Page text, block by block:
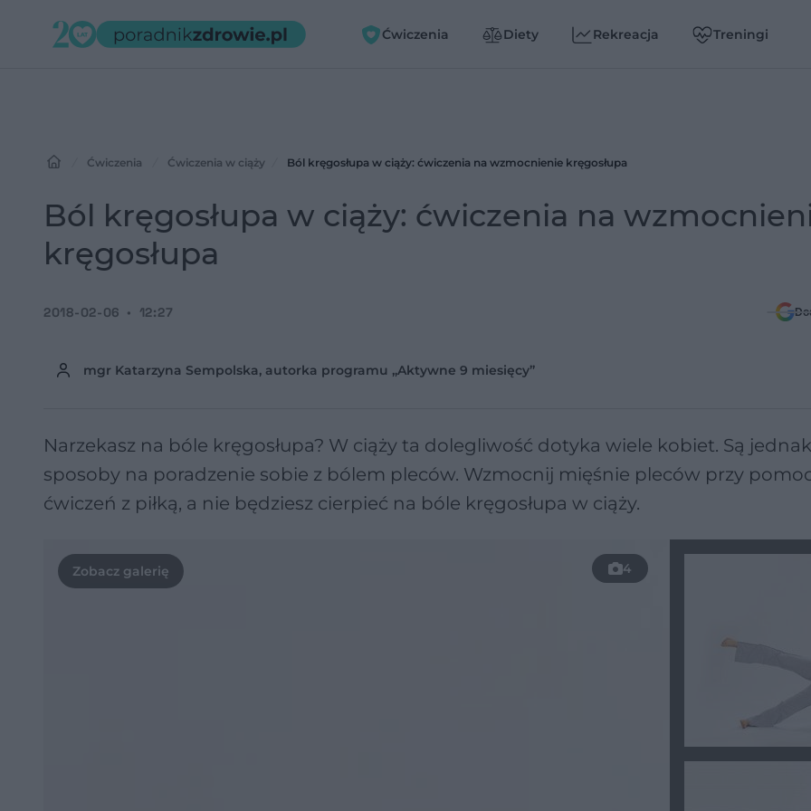
Ćwiczenia Diety Rekreacja Treningi
Ćwiczenia Ćwiczenia w ciąży Ból kręgosłupa w ciąży: ćwiczenia na wzmocnienie kręgosłupa
Ból kręgosłupa w ciąży: ćwiczenia na
kręgosłupa
mgr Katarzyna Sempolska, autorka programu „Aktywne 9 miesięcy”
2018-02-06 12:27
Narzekasz na bóle kręgosłupa? W ciąży ta dolegliwość dotyka wiele kobiet. Są jednak
sposoby na poradzenie sobie z bólem pleców. Wzmocnij mięśnie pleców przy
ćwiczeń z piłką, a nie będziesz cierpieć na bóle kręgosłupa w ciąży.
4